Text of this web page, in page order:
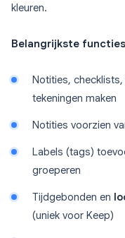
kleuren.
Belangrijkste
Notities,
tekeningen maken
Notities voorzien
Labels (tags)
groeperen
Tijdgebonden en
(uniek voor Keep)